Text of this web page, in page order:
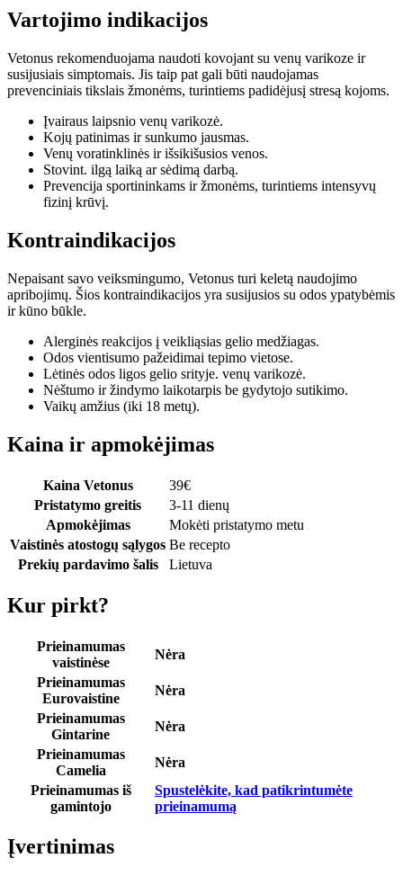
Vartojimo indikacijos
Vetonus rekomenduojama naudoti kovojant su venų varikoze ir
susijusiais simptomais. Jis taip pat gali būti naudojamas
prevenciniais tikslais žmonėms, turintiems padidėjusį stresą kojoms.
Įvairaus laipsnio venų varikozė.
Kojų patinimas ir sunkumo jausmas.
Venų voratinklinės ir išsikišusios venos.
Stovint. ilgą laiką ar sėdimą darbą.
Prevencija sportininkams ir žmonėms, turintiems intensyvų
fizinį krūvį.
Kontraindikacijos
Nepaisant savo veiksmingumo, Vetonus turi keletą naudojimo
apribojimų. Šios kontraindikacijos yra susijusios su odos ypatybėmis
ir kūno būkle.
Alerginės reakcijos į veikliąsias gelio medžiagas.
Odos vientisumo pažeidimai tepimo vietose.
Lėtinės odos ligos gelio srityje. venų varikozė.
Nėštumo ir žindymo laikotarpis be gydytojo sutikimo.
Vaikų amžius (iki 18 metų).
Kaina ir apmokėjimas
Kaina Vetonus 39€
Pristatymo greitis
3-11 dienų
Apmokėjimas
Mokėti pristatymo metu
Vaistinės atostogų sąlygos Be recepto
Prekių pardavimo šalis
Lietuva
Kur pirkt?
Prieinamumas
vaistinėse
Nėra
Prieinamumas
Eurovaistine
Nėra
Prieinamumas
Gintarine
Nėra
Prieinamumas
Camelia
Nėra
Prieinamumas iš
gamintojo
Spustelėkite, kad patikrintumėte
prieinamumą
Įvertinimas